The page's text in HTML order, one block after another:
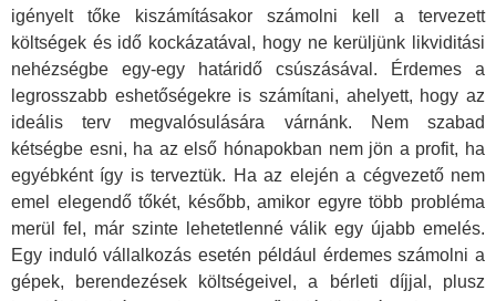
igényelt tőke kiszámításakor számolni kell a tervezett
költségek és idő kockázatával, hogy ne kerüljünk likviditási
nehézségbe egy-egy határidő csúszásával. Érdemes a
legrosszabb eshetőségekre is számítani, ahelyett, hogy az
ideális terv megvalósulására várnánk. Nem szabad
kétségbe esni, ha az első hónapokban nem jön a profit, ha
egyébként így is terveztük. Ha az elején a cégvezető nem
emel elegendő tőkét, később, amikor egyre több probléma
merül fel, már szinte lehetetlenné válik egy újabb emelés.
Egy induló vállalkozás esetén például érdemes számolni a
gépek, berendezések költségeivel, a bérleti díjjal, plusz